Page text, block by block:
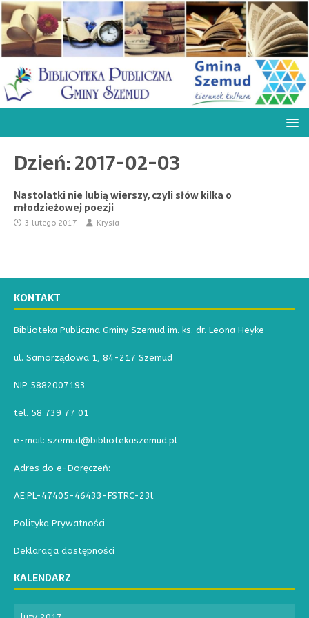
Dzień:2017-02-03
Nastolatki nie lubią wierszy, czyli słów kilka o
młodzieżowej poezji
3 lutego 2017 Krysia
KONTAKT
Biblioteka Publiczna Gminy Szemud im. ks. dr. Leona Heyke
ul. Samorządowa 1, 84-217 Szemud
NIP 5882007193
tel. 58 739 77 01
e-mail: szemud@bibliotekaszemud.pl
Adres do e-Doręczeń:
AE:PL-47405-46433-FSTRC-23l
Polityka Prywatności
Deklaracja dostępności
KALENDARZ